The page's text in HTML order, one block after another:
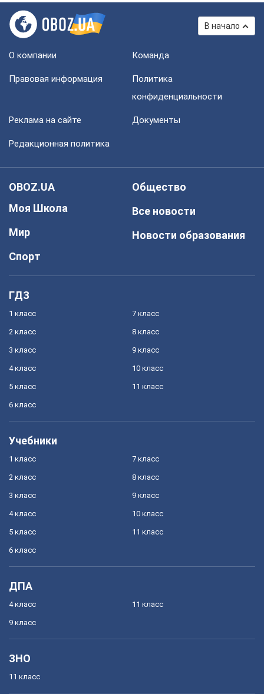
В начало
О компании Команда
Правовая информация
Политика
конфиденциальности
Реклама на сайте Документы
Редакционная политика
OBOZ.UA
Моя Школа
Мир
Спорт
Общество
Все новости
Новости образования
ГДЗ
1 класс
2 класс
3 класс
4 класс
5 класс
6 класс
7 класс
8 класс
9 класс
10 класс
11 класс
Учебники
1 класс
2 класс
3 класс
4 класс
5 класс
6 класс
7 класс
8 класс
9 класс
10 класс
11 класс
ДПА
4 класс
9 класс
11 класс
ЗНО
11 класс